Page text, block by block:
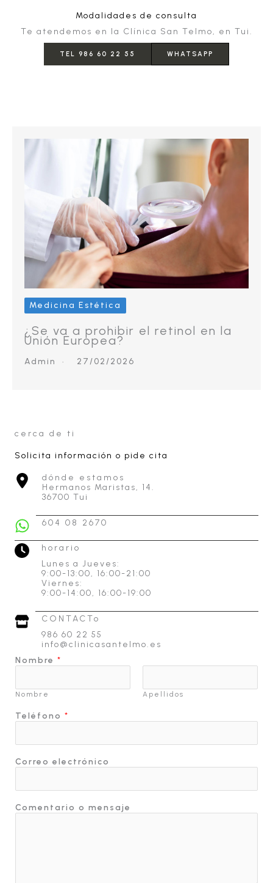
Modalidades de consulta
Te atendemos en la Clínica San Telmo, en Tui.
TEL 986 60 22 55 WHATSAPP
Medicina Estética
¿Se va a prohibir el retinol en la
Unión Europea?
Admin 27/02/2026
cerca de ti
Solicita información o pide cita
dónde estamos
Hermanos Maristas, 14.
36700 Tui
604 08 2670
horario
Lunes a Jueves:
9:00-13:00, 16:00-21:00
Viernes:
9:00-14:00, 16:00-19:00
CONTACTo
986 60 22 55
info@clinicasantelmo.es
e
f
n
o
l
c
ó
i
Nombre *
Nombre Apellidos
Teléfono *
Correo electrónico
Comentario o mensaje